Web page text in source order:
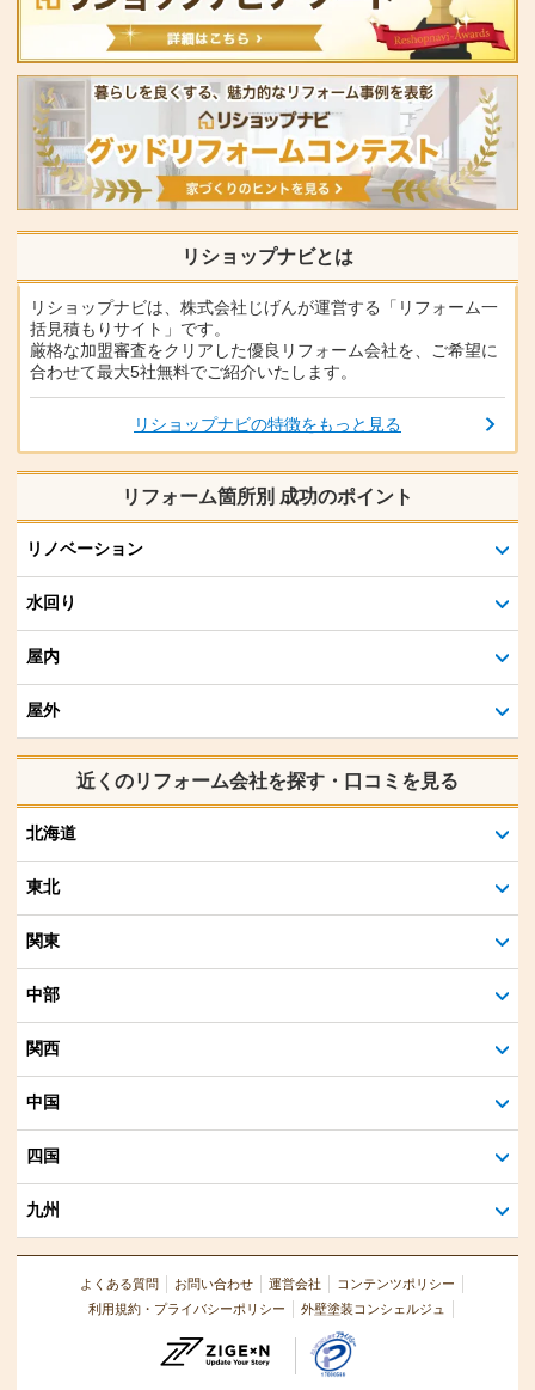
リショップナビとは
リショップナビは、株式会社じげんが運営する「リフォーム一
括見積もりサイト」です。
厳格な加盟審査をクリアした優良リフォーム会社を、ご希望に
合わせて最大5社無料でご紹介いたします。
リショップナビの特徴をもっと見る
リフォーム箇所別 成功のポイント
リノベーション
水回り
屋内
屋外
近くのリフォーム会社を探す・口コミを見る
北海道
東北
関東
中部
関西
中国
四国
九州
よくある質問 お問い合わせ 運営会社
コンテンツポリシー
利用規約・プライバシーポリシー
外壁塗装コンシェルジュ